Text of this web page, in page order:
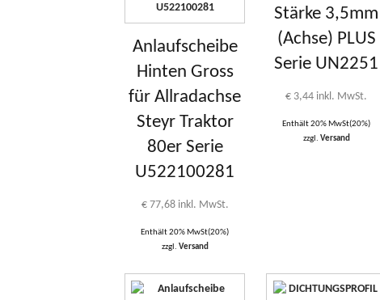
Anlaufscheibe
Hinten Gross
für Allradachse
Steyr Traktor
80er Serie
U522100281
€77,68 inkl. MwSt.
Enthält 20% MwSt(20%)
zzgl. Versand
Stärke 3,5mm
(Achse) PLUS
Serie UN2251
€ 3,44 inkl. MwSt.
Enthält 20% MwSt(20%)
zzgl. Versand